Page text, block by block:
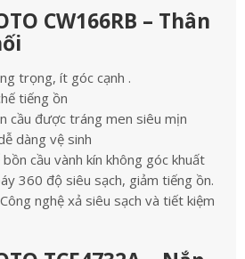
CW166RB – Thân
trọng, ít góc cạnh .
tiếng ồn
cầu được tráng men siêu mịn
dàng vệ sinh
bồn cầu vành kín không góc khuất
360 độ siêu sạch, giảm tiếng ồn.
nghệ xả siêu sạch và tiết kiệm